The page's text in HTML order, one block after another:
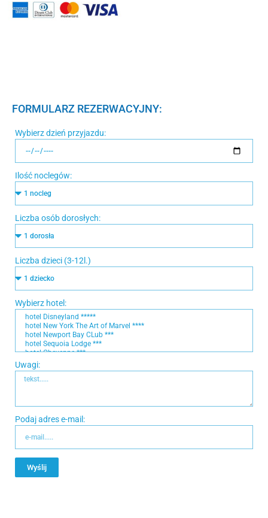
FORMULARZ REZERWACYJNY:
Wybierz dzień przyjazdu:
Ilość noclegów:
Liczba osób dorosłych:
Liczba dzieci (3-12l.)
Wybierz hotel:
Uwagi:
Podaj adres e-mail:
Wyślij